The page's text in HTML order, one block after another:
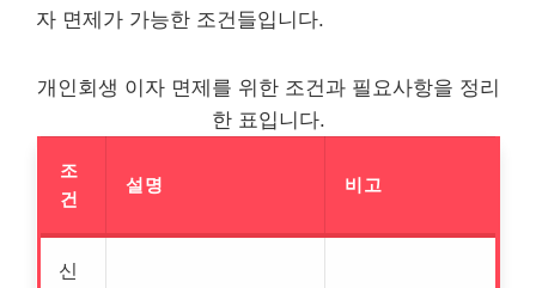
자 면제가 가능한 조건들입니다.
개인회생 이자 면제를 위한 조건과 필요사항을 정리
한 표입니다.
조
건
설명 비고
신